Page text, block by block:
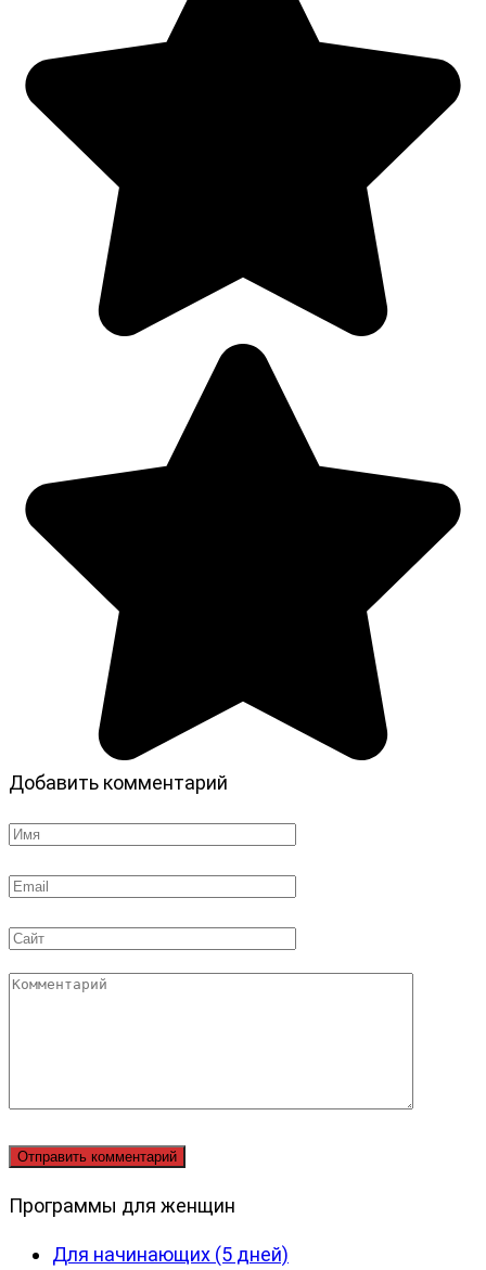
Добавить комментарий
Имя
Email
Сайт
Комментарий
Программы для женщин
Для начинающих (5 дней)